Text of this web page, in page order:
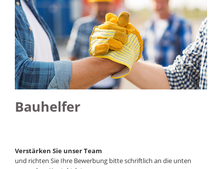
Bauhelfer
Verstärken Sie unser Team
und richten Sie Ihre Bewerbung bitte schriftlich an die unten